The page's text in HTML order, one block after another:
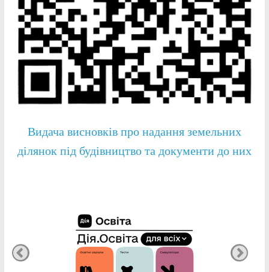
Видача висновків про надання земельних
ділянок під будівництво та документи до них